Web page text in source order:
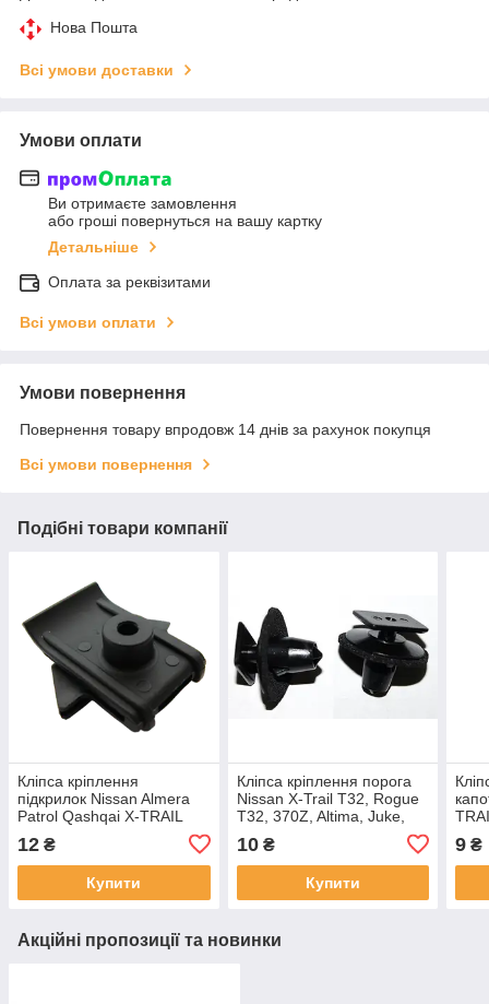
Нова Пошта
Всі умови доставки
Умови оплати
Ви отримаєте замовлення
або гроші повернуться на вашу картку
Детальніше
Оплата за реквізитами
Всі умови оплати
Умови повернення
Повернення товару впродовж 14 днів за рахунок покупця
Всі умови повернення
Подібні товари компанії
Кліпса кріплення
підкрилок Nissan Almera
Patrol Qashqai X-TRAIL
QX70 QX80 (63848-35f00)
12 ₴
Купити
Кліпса кріплення порога
Nissan X-Trail T32, Rogue
T32, 370Z, Altima, Juke,
Leaf, Tiida, Teana, / Infiniti,
76882EG01A
10₴
Купити
9 ₴
Акційні пропозиції та новинки